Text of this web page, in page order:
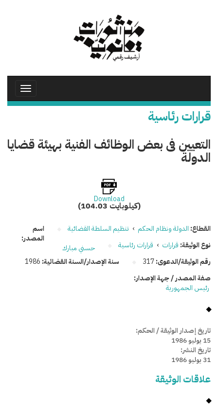
Toggle
قرارات رئاسية
التعيين فى بعض الوظائف الفنية بهيئة قضايا
الدولة
Download
(104.03 كيلوبايت)
القطاع: الدولة ونظام الحكم › تنظيم السلطة القضائية
نوع الوثيقة: قرارات › قرارات رئاسية
رقم الوثيقة/الدعوى:317 سنة الإصدار/السنة القضائية: 1986
اسم
المصدر:
حسني مبارك
صفة المصدر / جهة الإصدار:
رئيس الجمهورية
تاريخ إصدار الوثيقة / الحكم:
15 يوليو 1986
تاريخ النشر:
31 يوليو 1986
علاقات الوثيقة